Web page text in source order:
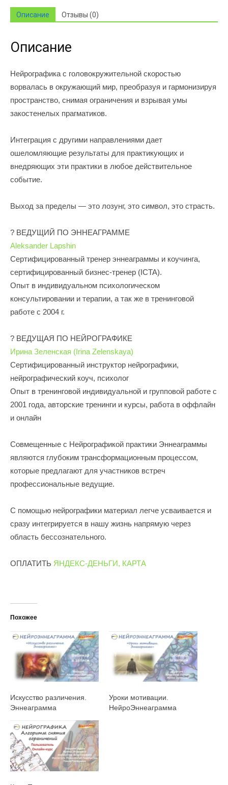
Описание Отзывы (0)
Описание
Нейрографика с головокружительной скоростью
ворвалась в окружающий мир, преобразуя и гармонизируя
пространство, снимая ограничения и взрывая умы
закостенелых прагматиков.
Интеграция с другими направлениями дает
ошеломляющие результаты для практикующих и
внедряющих эти практики в любое действительное
событие.
Выход за пределы — это лозунг, это символ, это страсть.
? ВЕДУЩИЙ ПО ЭННЕАГРАММЕ
Aleksander Lapshin
Сертифицированный тренер эннеаграммы и коучинга,
сертифицированный бизнес-тренер (ICTA).
Опыт в индивидуальном психологическом
консультировании и терапии, а так же в тренинговой
работе с 2004 г.
? ВЕДУЩАЯ ПО НЕЙРОГРАФИКЕ
Ирина Зеленская (Irina Zelenskaya)
Сертифицированный инструктор нейрографики,
нейрографический коуч, психолог
Опыт в тренинговой индивидуальной и групповой работе с
2001 года, авторские тренинги и курсы, работа в оффлайн
и онлайн
Совмещенные с Нейрографикой практики Эннеаграммы
являются глубоким трансформационным процессом,
которые предлагают для участников встреч
профессиональные ведущие.
С помощью нейрографики материал легче усваивается и
сразу интегрируется в нашу жизнь напрямую через
область бессознательного.
ОПЛАТИТЬ ЯНДЕКС-ДЕНЬГИ, КАРТА
Похожее
Искусство различения.
Эннеаграмма
Уроки мотивации.
НейроЭннеаграмма